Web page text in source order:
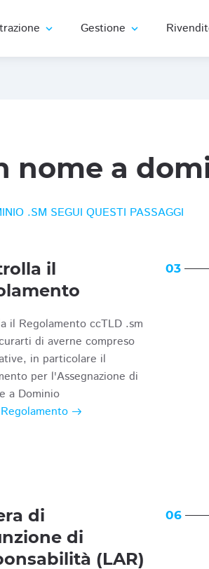
expand_more Gestione expand_more
nome a
.SM SEGUI QUESTI PASSAGGI
il
il Regolamento ccTLD .sm
di averne compreso
in particolare il
per l'Assegnazione di
a Dominio
03
di
di
(LAR)
06